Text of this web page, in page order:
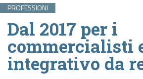
PROFESSIONI
Dal 2017 per i
commercialisti
integrativo da